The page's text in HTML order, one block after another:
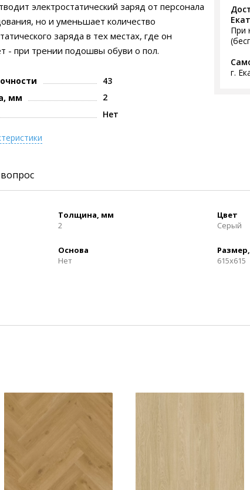
При
г.
электростатический заряд от персонала
но и уменьшает количество
заряда в тех местах, где он
- при трении подошвы обуви о пол.
43
мм
2
Нет
Толщина, мм
2
Цвет
Серый
Основа
Нет
615x615